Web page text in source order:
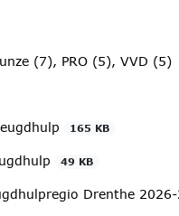
(7), PRO (5), VVD (5)
165 KB
49 KB
Drenthe